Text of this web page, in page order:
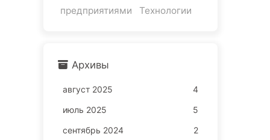
предприятиями
Технологии
Архивы
август 2025
4
июль 2025
5
сентябрь 2024
2